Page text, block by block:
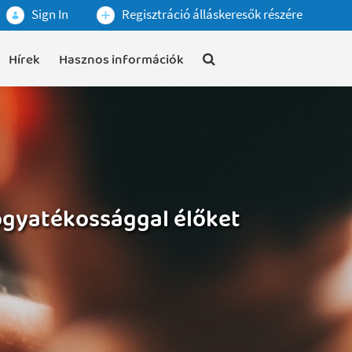
Sign In Regisztráció álláskeresők részére
Hírek Hasznos információk
élőket